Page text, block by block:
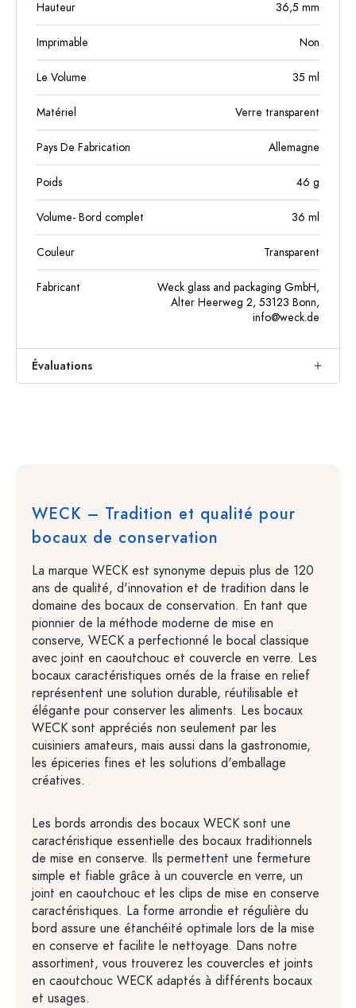
Hauteur 36,5 mm
Imprimable Non
Le Volume 35 ml
Matériel Verre transparent
Pays De Fabrication Allemagne
Poids 46 g
Volume- Bord complet 36 ml
Couleur Transparent
Fabricant
Weck glass and packaging GmbH,
Alter Heerweg 2, 53123 Bonn,
info@weck.de
Évaluations
WECK – Tradition et qualité pour
bocaux de conservation
La marque WECK est synonyme depuis plus de 120
ans de qualité, d'innovation et de tradition dans le
domaine des bocaux de conservation. En tant que
pionnier de la méthode moderne de mise en
conserve, WECK a perfectionné le bocal classique
avec joint en caoutchouc et couvercle en verre. Les
bocaux caractéristiques ornés de la fraise en relief
représentent une solution durable, réutilisable et
élégante pour conserver les aliments. Les bocaux
WECK sont appréciés non seulement par les
cuisiniers amateurs, mais aussi dans la gastronomie,
les épiceries fines et les solutions d'emballage
créatives.
Les bords arrondis des bocaux WECK sont une
caractéristique essentielle des bocaux traditionnels
de mise en conserve. Ils permettent une fermeture
simple et fiable grâce à un couvercle en verre, un
joint en caoutchouc et les clips de mise en conserve
caractéristiques. La forme arrondie et régulière du
bord assure une étanchéité optimale lors de la mise
en conserve et facilite le nettoyage. Dans notre
assortiment, vous trouverez les couvercles et joints
en caoutchouc WECK adaptés à différents bocaux
et usages.